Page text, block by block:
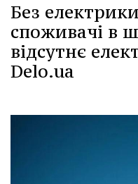
Без
споживачі в
відсутнє
Delo.ua